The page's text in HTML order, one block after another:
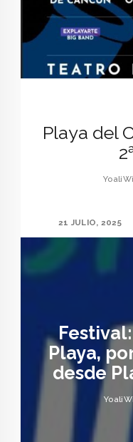
Playa del
21 JULIO, 2025
Playa,
desde